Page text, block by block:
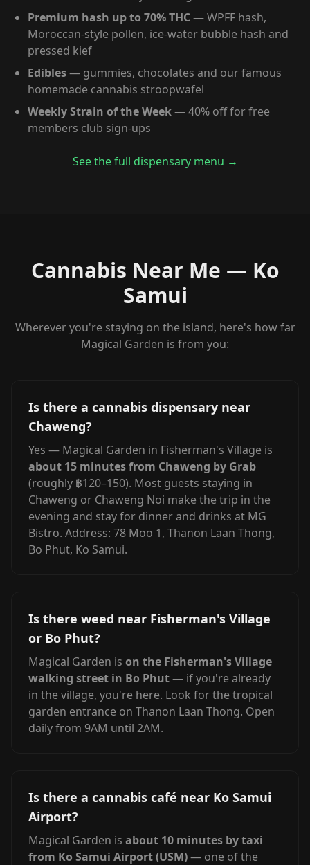
Premium hash up to 70% THC— WPFF hash,
Moroccan-style pollen, ice-water bubble hash and
pressed kief
Edibles— gummies, chocolates and our famous
homemade cannabis stroopwafel
Weekly Strain of the Week— 40% off for free
members club sign-ups
See the full dispensary menu →
Cannabis Near Me — Ko
Samui
Wherever you're staying on the island, here's how far
Magical Garden is from you:
Is there a cannabis dispensary near
Chaweng?
Yes — Magical Garden in Fisherman's Village is
about 15 minutes from Chaweng by Grab
(roughly ฿120–150). Most guests staying in
Chaweng or Chaweng Noi make the trip in the
evening and stay for dinner and drinks at MG
Bistro. Address: 78 Moo 1, Thanon Laan Thong,
Bo Phut, Ko Samui.
Is there weed near Fisherman's Village
or Bo Phut?
Magical Garden is on the Fisherman's Village
walking street in Bo Phut— if you're already
in the village, you're here. Look for the tropical
garden entrance on Thanon Laan Thong. Open
daily from 9AM until 2AM.
Is there a cannabis café near Ko Samui
Airport?
Magical Garden is about 10 minutes by taxi
from Ko Samui Airport (USM)— one of the